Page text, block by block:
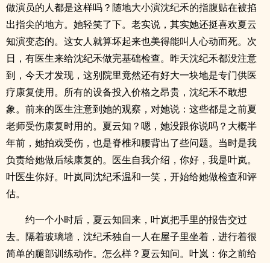
做演员的人都是这样吗？随地大小演沈纪禾的指腹贴在被掐
出指尖的地方。她轻笑了下。老实说，其实她还挺喜欢夏云
知演变态的。这女人就算坏起来也美得能叫人心动而死。次
日，有医生来给沈纪禾做完基础检查。昨天沈纪禾都没注意
到，今天才发现，这别院里竟然还有好大一块地是专门供医
疗康复使用。所有的设备投入价格之昂贵，沈纪禾不敢想
象。前来的医生注意到她的观察，对她说：这些都是之前夏
老师受伤康复时用的。夏云知？嗯，她没跟你说吗？大概半
年前，她拍戏受伤，也是脊椎和腰背出了些问题。当时是我
负责给她做后续康复的。医生自我介绍，你好，我是叶岚。
叶医生你好。叶岚同沈纪禾温和一笑，开始给她做检查和评
估。
约一个小时后，夏云知回来，叶岚把手里的报告交过
去。隔着玻璃墙，沈纪禾独自一人在屋子里坐着，进行着很
简单的腿部训练动作。怎么样？夏云知问。叶岚：你之前给